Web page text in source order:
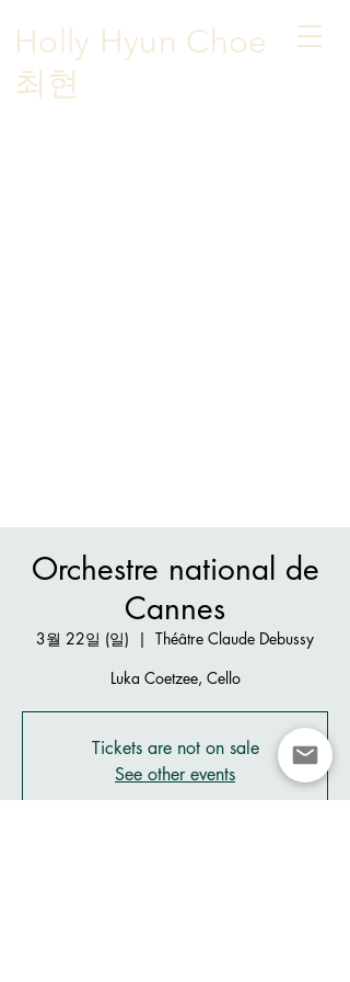
Holly Hyun Choe
​최현
Orchestre national de
Cannes
3월 22일 (일)
  |
Théâtre Claude Debussy
Luka Coetzee, Cello
Tickets are not on sale
See other events